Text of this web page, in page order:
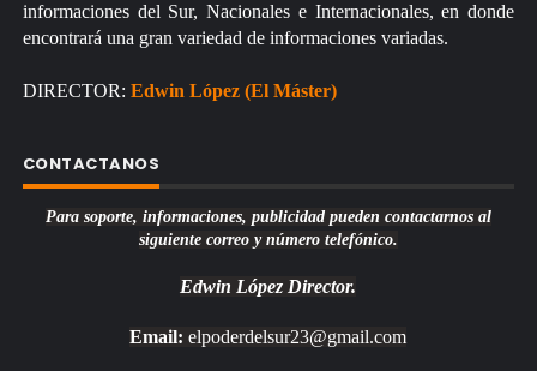
informaciones del Sur, Nacionales e Internacionales, en donde
encontrará una gran variedad de informaciones variadas.
DIRECTOR: Edwin López (El Máster)
CONTACTANOS
Para soporte, informaciones, publicidad pueden contactarnos al
siguiente correo y número telefónico.
Edwin López Director.
Email: elpoderdelsur23@gmail.com